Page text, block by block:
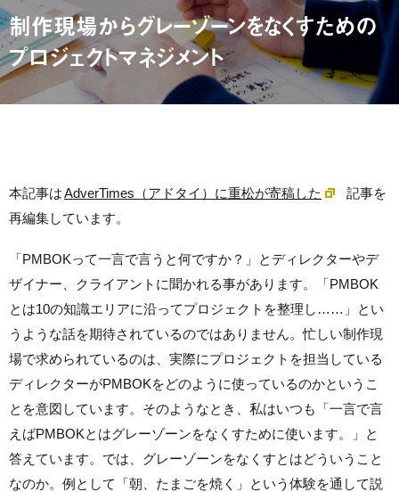
制作現場からグレーゾーンをなくすための
プロジェクトマネジメント
本記事はAdverTimes（アドタイ）に重松が寄稿した
記事を
再編集しています。
「PMBOKって一言で言うと何ですか？」とディレクターやデ
ザイナー、クライアントに聞かれる事があります。「PMBOK
とは10の知識エリアに沿ってプロジェクトを整理し……」とい
うような話を期待されているのではありません。忙しい制作現
場で求められているのは、実際にプロジェクトを担当している
ディレクターがPMBOKをどのように使っているのかというこ
とを意図しています。そのようなとき、私はいつも「一言で言
えばPMBOKとはグレーゾーンをなくすために使います。」と
答えています。では、グレーゾーンをなくすとはどういうこと
なのか。例として「朝、たまごを焼く」という体験を通して説